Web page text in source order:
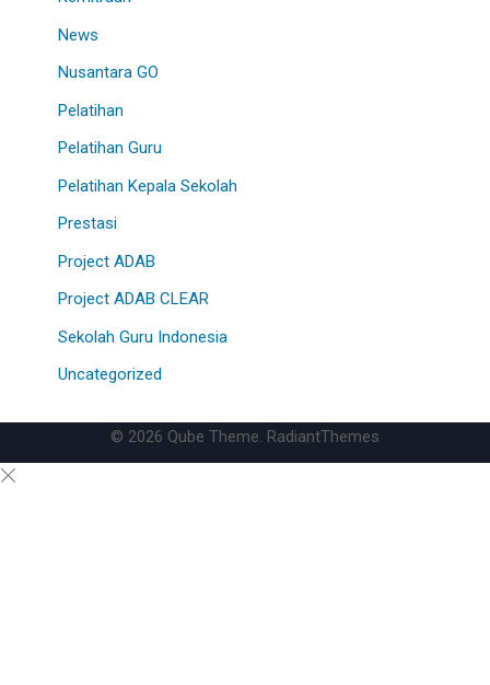
News
Nusantara GO
Pelatihan
Pelatihan Guru
Pelatihan Kepala Sekolah
Prestasi
Project ADAB
Project ADAB CLEAR
Sekolah Guru Indonesia
Uncategorized
© 2026 Qube Theme. RadiantThemes